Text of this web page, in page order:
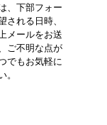
、下部フォー
れる日時、
メールをお送
ご不明な点が
でもお気軽に